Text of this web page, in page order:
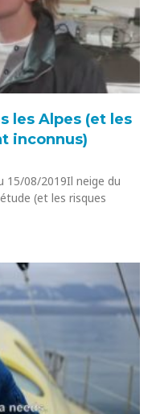
les Alpes (et les
inconnus)
15/08/2019Il neige du
(et les risques